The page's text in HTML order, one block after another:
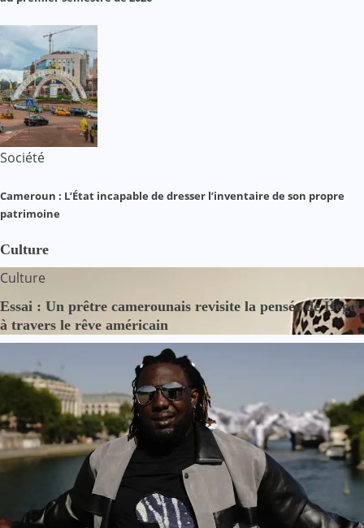
Société
Cameroun : L’État incapable de dresser l’inventaire de son propre
patrimoine
Culture
Culture
Essai : Un prêtre camerounais revisite la pensée de Hegel
à travers le rêve américain